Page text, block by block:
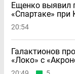
Ещенко выявил
«Спартаке» при
20:54
Галактионов
«Локо» с